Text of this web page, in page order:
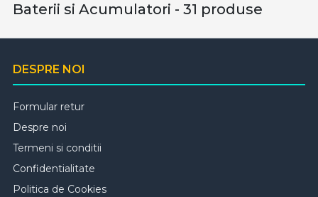
Baterii si Acumulatori - 31 produse
DESPRE NOI
Formular retur
Despre noi
Termeni si conditii
Confidentialitate
Politica de Cookies